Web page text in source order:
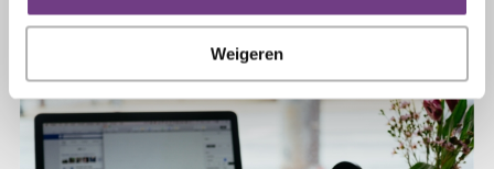
Weigeren
Lees verder...